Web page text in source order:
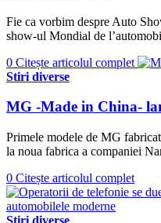
Fie ca vorbim despre Auto
show-ul Mondial de
0 Citește articolul complet
Stiri diverse
MG -Made in China-
Primele modele de MG
la noua fabrica a companiei
0 Citește articolul complet
Stiri diverse